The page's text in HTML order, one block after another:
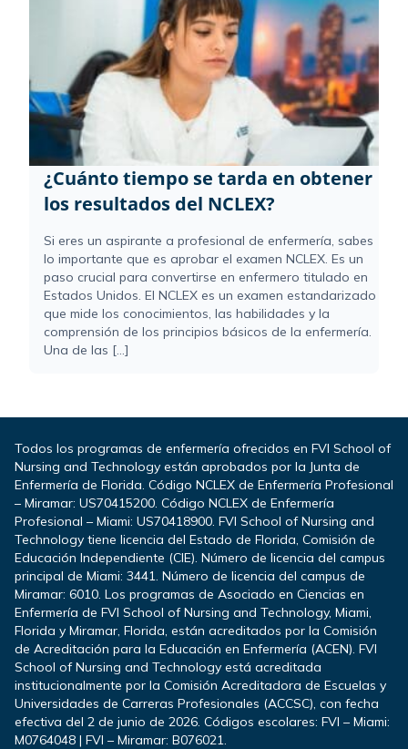
¿Cuánto tiempo se tarda en obtener
los resultados del NCLEX?
Si eres un aspirante a profesional de enfermería, sabes
lo importante que es aprobar el examen NCLEX. Es un
paso crucial para convertirse en enfermero titulado en
Estados Unidos. El NCLEX es un examen estandarizado
que mide los conocimientos, las habilidades y la
comprensión de los principios básicos de la enfermería.
Una de las [...]
Todos los programas de enfermería ofrecidos en FVI School of
Nursing and Technology están aprobados por la Junta de
Enfermería de Florida. Código NCLEX de Enfermería Profesional
– Miramar: US70415200. Código NCLEX de Enfermería
Profesional – Miami: US70418900. FVI School of Nursing and
Technology tiene licencia del Estado de Florida, Comisión de
Educación Independiente (CIE). Número de licencia del campus
principal de Miami: 3441. Número de licencia del campus de
Miramar: 6010. Los programas de Asociado en Ciencias en
Enfermería de FVI School of Nursing and Technology, Miami,
Florida y Miramar, Florida, están acreditados por la Comisión
de Acreditación para la Educación en Enfermería (ACEN). FVI
School of Nursing and Technology está acreditada
institucionalmente por la Comisión Acreditadora de Escuelas y
Universidades de Carreras Profesionales (ACCSC), con fecha
efectiva del 2 de junio de 2026. Códigos escolares: FVI – Miami:
M0764048 | FVI – Miramar: B076021.